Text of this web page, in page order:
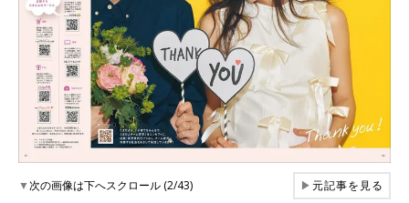
▼次の画像は下へスクロール (2/43) ▶元記事を見る